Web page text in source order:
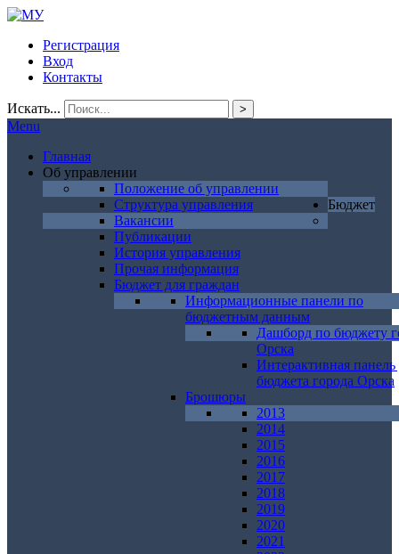
Регистрация
Вход
Контакты
Искать... >
Menu
Главная
Об управлении
Положение об управлении
Структура управления
Вакансии
Публикации
История управления
Прочая информация
Бюджет
Бюджет для граждан
Информационные панели по
бюджетным данным
Дашборд по бюджету
Орска
Интерактивная панель
бюджета города Орска
Брошюры
2013
2014
2015
2016
2017
2018
2019
2020
2021